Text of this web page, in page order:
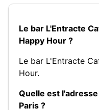
Le bar L'Entracte
Happy Hour ?
Le bar L'Entracte
Hour.
Quelle est
Paris ?